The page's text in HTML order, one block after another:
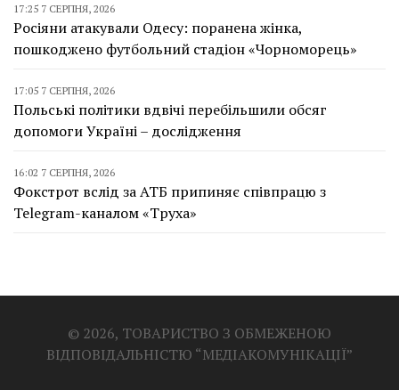
17:25 7 СЕРПНЯ, 2026
Росіяни атакували Одесу: поранена жінка,
пошкоджено футбольний стадіон «Чорноморець»
17:05 7 СЕРПНЯ, 2026
Польські політики вдвічі перебільшили обсяг
допомоги Україні – дослідження
16:02 7 СЕРПНЯ, 2026
Фокстрот вслід за АТБ припиняє співпрацю з
Telegram-каналом «Труха»
© 2026, ТОВАРИСТВО З ОБМЕЖЕНОЮ
ВІДПОВІДАЛЬНІСТЮ “МЕДІАКОМУНІКАЦІЇ”